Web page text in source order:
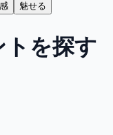
魅せる
を探す